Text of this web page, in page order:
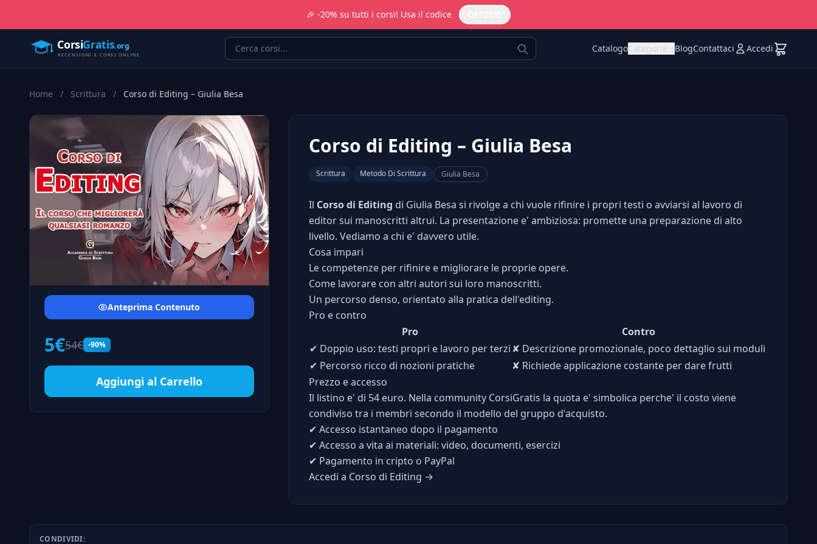
🎉 -20% su tutti i corsi! Usa il codice
CatalogoCategorie BlogContattaci Accedi
Home / Scrittura / Corso di Editing – Giulia Besa
Anteprima Contenuto
5€54€ -90%
Aggiungi al Carrello
Corso di Editing – Giulia Besa
Scrittura Metodo Di Scrittura Giulia Besa
Il Corso di Editing di Giulia Besa si rivolge a chi vuole rifinire i propri testi o avviarsi al lavoro di
editor sui manoscritti altrui. La presentazione e' ambiziosa: promette una preparazione di alto
livello. Vediamo a chi e' davvero utile.
Cosa impari
Le competenze per rifinire e migliorare le proprie opere.
Come lavorare con altri autori sui loro manoscritti.
Un percorso denso, orientato alla pratica dell'editing.
Pro e contro
Pro
Contro
✔ Doppio uso: testi propri e lavoro per terzi ✘ Descrizione promozionale, poco dettaglio sui moduli
✔ Percorso ricco di nozioni pratiche ✘ Richiede applicazione costante per dare frutti
Prezzo e accesso
Il listino e' di 54 euro. Nella community CorsiGratis la quota e' simbolica perche' il costo viene
condiviso tra i membri secondo il modello del gruppo d'acquisto.
✔ Accesso istantaneo dopo il pagamento
✔ Accesso a vita ai materiali: video, documenti, esercizi
✔ Pagamento in cripto o PayPal
Accedi a Corso di Editing →
CONDIVIDI: